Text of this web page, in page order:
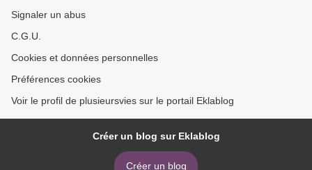
Signaler un abus
C.G.U.
Cookies et données personnelles
Préférences cookies
Voir le profil de plusieursvies sur le portail Eklablog
Créer un blog sur Eklablog
Créer un blog